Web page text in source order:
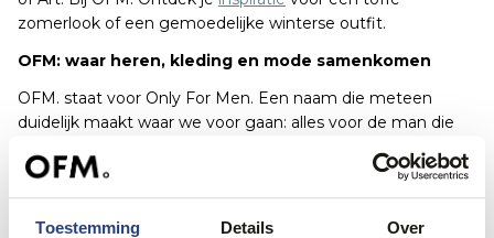
Toestemming Details Over
zomerlook of een gemoedelijke winterse outfit.
OFM: waar heren, kleding en mode samenkomen
OFM. staat voor Only For Men. Een naam die meteen
duidelijk maakt waar we voor gaan: alles voor de man die
versie van zichzelf wil zijn. Wij geloven dan ook dat heren
kleding verdienen die past bij wie ze zijn en wat ze
uitdragen.